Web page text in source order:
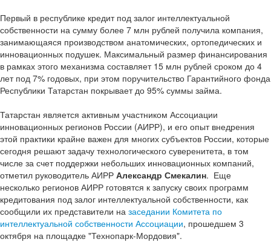
Первый в республике кредит под залог интеллектуальной
собственности на сумму более 7 млн рублей получила компания,
занимающаяся производством анатомических, ортопедических и
инновационных подушек. Максимальный размер финансирования
в рамках этого механизма составляет 15 млн рублей сроком до 4
лет под 7% годовых, при этом поручительство Гарантийного фонда
Республики Татарстан покрывает до 95% суммы займа.
Татарстан является активным участником Ассоциации
инновационных регионов России (АИРР), и его опыт внедрения
этой практики крайне важен для многих субъектов России, которые
сегодня решают задачу технологического суверенитета, в том
числе за счет поддержки небольших инновационных компаний,
отметил руководитель АИРР Александр Смекалин. Еще
несколько регионов АИРР готовятся к запуску своих программ
кредитования под залог интеллектуальной собственности, как
сообщили их представители на заседании Комитета по
интеллектуальной собственности Ассоциации, прошедшем 3
октября на площадке "Технопарк-Мордовия".